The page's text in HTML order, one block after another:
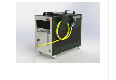
VRショー
私たちに関しては